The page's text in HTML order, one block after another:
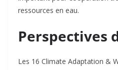
ressources en eau.
Perspectives
Les 16 Climate Adaptation &